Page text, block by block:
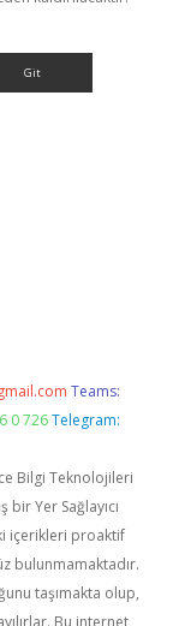
Teams:
0 726 Telegram:
Bilgi Teknolojileri
Yer Sağlayıcı
içerikleri proaktif
bulunmamaktadır.
taşımakta olup,
Bu internet